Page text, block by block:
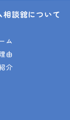
相談舘について
ム
由
介